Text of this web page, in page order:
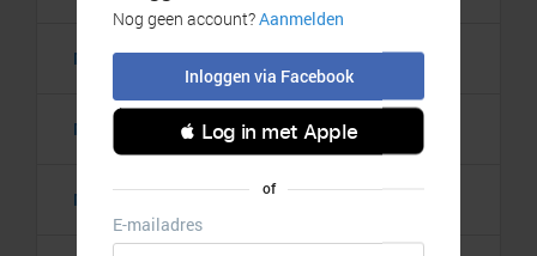
Manandshaving.nl 7,00%
Marie-Stella-Maris 5,00%
Merit Beauty